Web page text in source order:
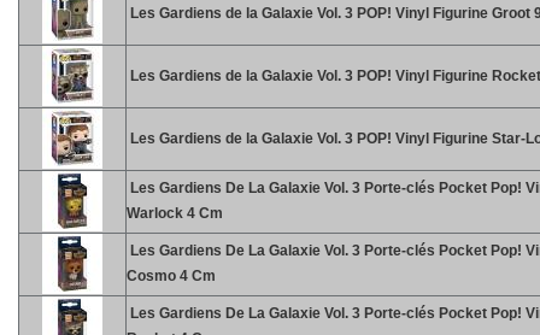
Les Gardiens de la Galaxie Vol. 3 POP! Vinyl Figurine Groot
Les Gardiens de la Galaxie Vol. 3 POP! Vinyl Figurine
Les Gardiens de la Galaxie Vol. 3 POP! Vinyl Figurine Star-
Les Gardiens De La Galaxie Vol. 3 Porte-clés Pocket Pop!
Warlock 4 Cm
Les Gardiens De La Galaxie Vol. 3 Porte-clés Pocket Pop!
Cosmo 4 Cm
Les Gardiens De La Galaxie Vol. 3 Porte-clés Pocket Pop!